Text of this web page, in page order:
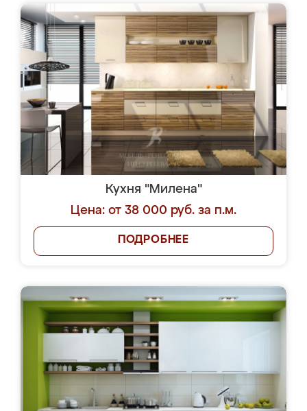
Кухня "Милена"
Цена: от 38 000 руб. за п.м.
ПОДРОБНЕЕ